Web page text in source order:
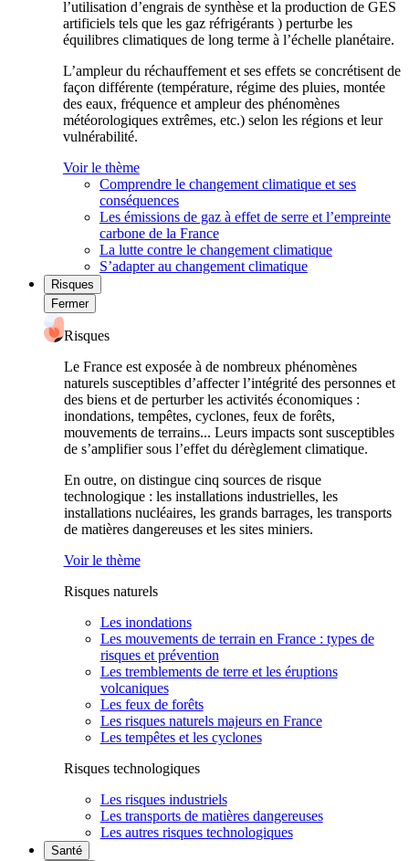
l’utilisation d’engrais de synthèse et la production de GES
artificiels tels que les gaz réfrigérants ) perturbe les
équilibres climatiques de long terme à l’échelle planétaire.
L’ampleur du réchauffement et ses effets se concrétisent de
façon différente (température, régime des pluies, montée
des eaux, fréquence et ampleur des phénomènes
météorologiques extrêmes, etc.) selon les régions et leur
vulnérabilité.
Voir le thème
Comprendre le changement climatique et ses
conséquences
Les émissions de gaz à effet de serre et l’empreinte
carbone de la France
La lutte contre le changement climatique
S’adapter au changement climatique
Risques
Fermer
Risques
Le France est exposée à de nombreux phénomènes
naturels susceptibles d’affecter l’intégrité des personnes et
des biens et de perturber les activités économiques :
inondations, tempêtes, cyclones, feux de forêts,
mouvements de terrains... Leurs impacts sont susceptibles
de s’amplifier sous l’effet du dérèglement climatique.
En outre, on distingue cinq sources de risque
technologique : les installations industrielles, les
installations nucléaires, les grands barrages, les transports
de matières dangereuses et les sites miniers.
Voir le thème
Risques naturels
Les inondations
Les mouvements de terrain en France : types de
risques et prévention
Les tremblements de terre et les éruptions
volcaniques
Les feux de forêts
Les risques naturels majeurs en France
Les tempêtes et les cyclones
Risques technologiques
Les risques industriels
Les transports de matières dangereuses
Les autres risques technologiques
Santé